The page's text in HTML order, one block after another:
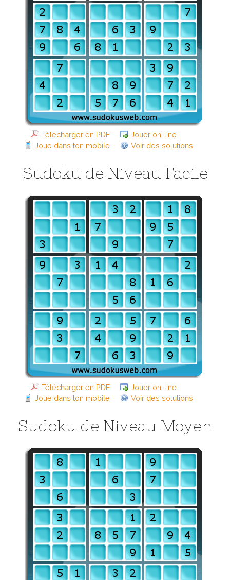
Télécharger en PDF
Jouer on-line
Joue dans ton mobile
Voir des solutions
Sudoku de Niveau Facile
Télécharger en PDF
Jouer on-line
Joue dans ton mobile
Voir des solutions
Sudoku de Niveau Moyen